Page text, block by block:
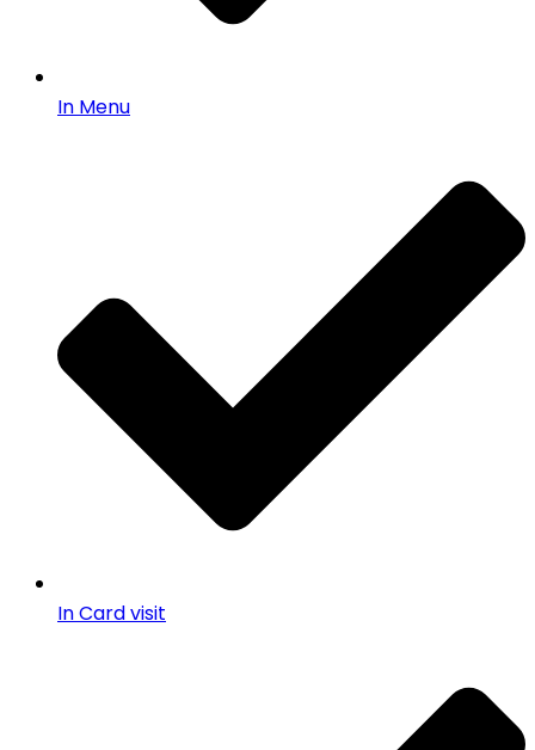
In Menu
In Card visit